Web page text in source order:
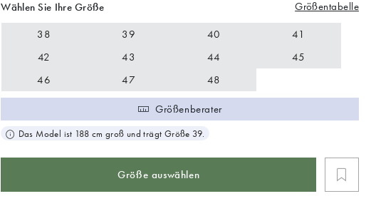
Wählen Sie Ihre Größe Größentabelle
38 39 40
41
42
43 44
45
46
47 48
Größenberater
Das Model ist 188 cm groß und trägt Größe 39.
Größe auswählen